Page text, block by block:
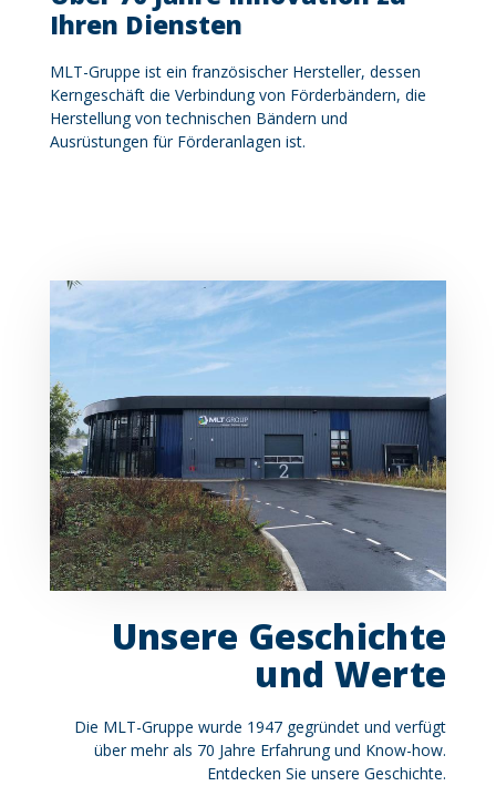
Ihren Diensten
MLT-Gruppe ist ein französischer Hersteller, dessen
Kerngeschäft die Verbindung von Förderbändern, die
Herstellung von technischen Bändern und
Ausrüstungen für Förderanlagen ist.
Unsere Geschichte
und Werte
Contenu
Die MLT-Gruppe wurde 1947 gegründet und verfügt
über mehr als 70 Jahre Erfahrung und Know-how.
Entdecken Sie unsere Geschichte.